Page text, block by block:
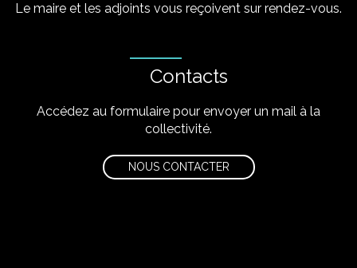
Le maire et les adjoints vous reçoivent sur rendez-vous.
Contacts
Accédez au formulaire pour envoyer un mail à la
collectivité.
NOUS CONTACTER